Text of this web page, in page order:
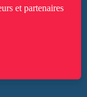
et partenaires